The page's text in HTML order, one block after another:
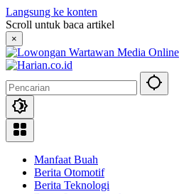
Langsung ke konten
Scroll untuk baca artikel
×
Manfaat Buah
Berita Otomotif
Berita Teknologi